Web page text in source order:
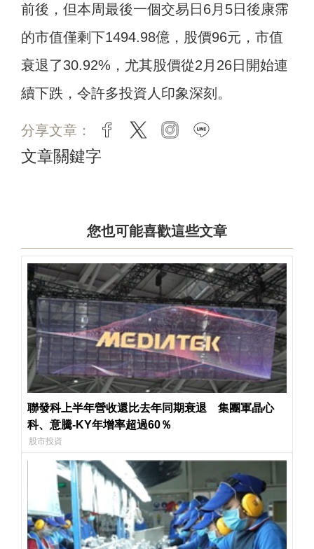
前後，但本周最後一個交易日6月5日後康霈
的市值僅剩下1494.98億，股價96元，市值
衰退了30.92%，尤其股價從2月26日開始連
續下跌，令許多投資人印象深刻。
分享文章： facebook
twitter instagram
文章關鍵字
您也可能喜歡這些文章
聯發科上半年營收還比去年同期衰退 集團軍晶心
科、意騰-KY年增率超過60％
股市投資